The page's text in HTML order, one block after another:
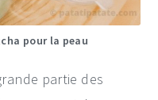
pour la peau
partie des